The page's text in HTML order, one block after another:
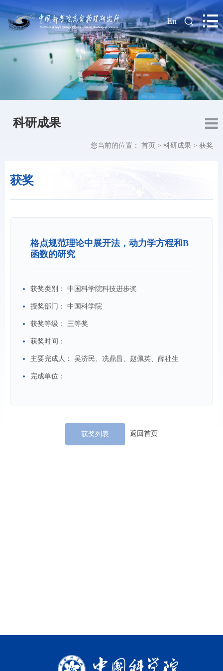
| En
科研成果
获奖
您当前的位置： 首页 > 科研成果 > 获奖
格点规范理论中展开法，动力学方程和B
函数的研究
获奖类别： 中国科学院科技进步奖
授奖部门： 中国科学院
获奖等级： 三等奖
获奖时间：
主要完成人： 吴济民、冼鼎昌、赵佩英、薛社生
完成单位：
获奖列表 返回首页